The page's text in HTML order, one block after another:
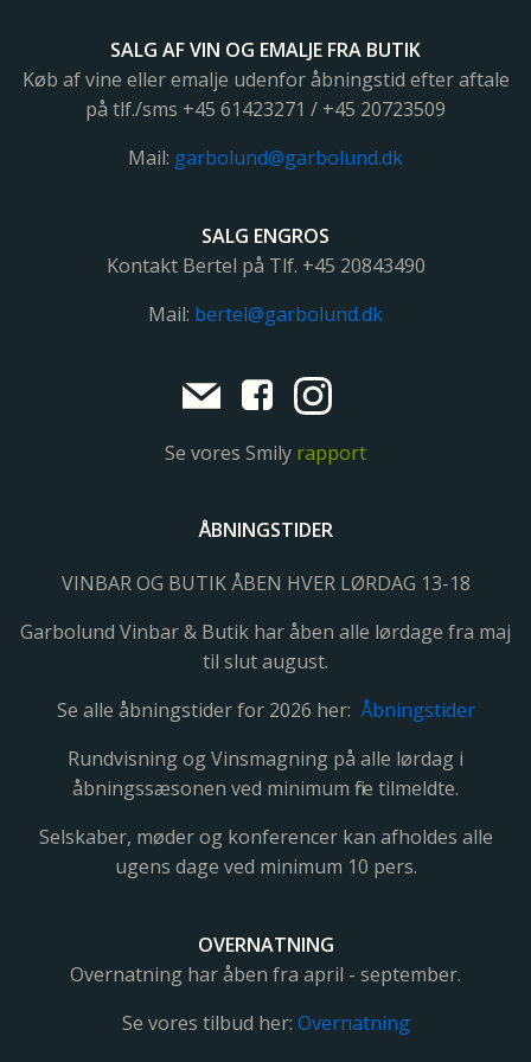
SALG AF VIN OG EMALJE FRA BUTIK
Køb af vine eller emalje udenfor åbningstid efter aftale
på tlf./sms +45 61423271 / +45 20723509
Mail: garbolund@garbolund.dk
SALG ENGROS
Kontakt Bertel på Tlf. +45 20843490
Mail: bertel@garbolund.dk
Se vores Smily rapport
ÅBNINGSTIDER
VINBAR OG BUTIK ÅBEN HVER LØRDAG 13-18
Garbolund Vinbar & Butik har åben alle lørdage fra maj
til slut august.
Se alle åbningstider for 2026 her: Åbningstider
Rundvisning og Vinsmagning på alle lørdag i
åbningssæsonen ved minimum fire tilmeldte.
Selskaber, møder og konferencer kan afholdes alle
ugens dage ved minimum 10 pers.
OVERNATNING
Overnatning har åben fra april - september.
Se vores tilbud her: Overnatning